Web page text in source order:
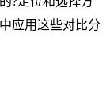
应用这些对比分